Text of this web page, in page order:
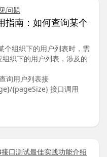
问题
指南：如何查询某个
个组织下的用户列表时，需
织下的用户列表，涉及的
询用户列表接
{pageSize} 接口调用
接口测试最佳实践功能介绍